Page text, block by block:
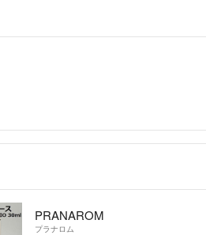
ヤ
⭐️
PRANAROM
プラナロム